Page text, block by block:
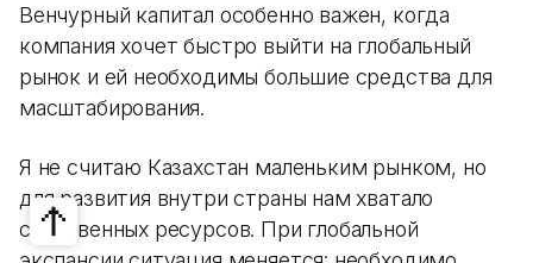
Венчурный капитал особенно важен, когда
компания хочет быстро выйти на глобальный
рынок и ей необходимы большие средства для
масштабирования.
Я не считаю Казахстан маленьким рынком, но
для развития внутри страны нам хватало
собственных ресурсов. При глобальной